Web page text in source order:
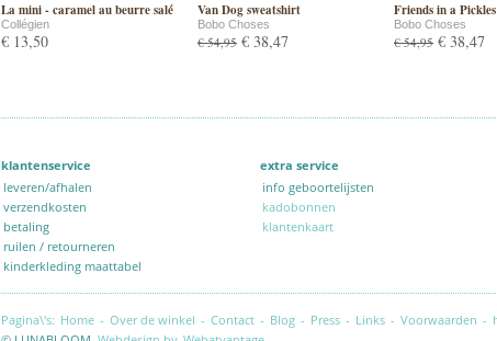
La mini - caramel au beurre salé
Collégien
€ 13,50
Van Dog sweatshirt
Bobo Choses
€ 54,95 € 38,47
Friends in a
Bobo Choses
€ 54,95 € 38,47
klantenservice extra service
leveren/afhalen
verzendkosten
betaling
ruilen / retourneren
kinderkleding maattabel
info geboortelijsten
kadobonnen
klantenkaart
Pagina\'s: Home - Over de winkel - Contact - Blog - Press - Links - Voorwaarden -